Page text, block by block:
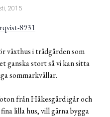
2015
växthus i trädgården som
ganska stort så vi kan sitta
sommarkvällar.
från Håkesgård igår och
lilla hus, vill gärna bygga